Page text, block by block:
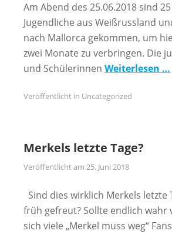
Am Abend des 25.06.2018 sind
Jugendliche aus Weißrussland
nach Mallorca gekommen, um
zwei Monate zu verbringen. Die
und Schülerinnen Weiterlesen …
Veröffentlicht in Uncategorized
Merkels letzte Tage?
Veröffentlicht am 25. Juni 2018
Sind dies wirklich Merkels letzte
früh gefreut? Sollte endlich wahr
sich viele „Merkel muss weg“